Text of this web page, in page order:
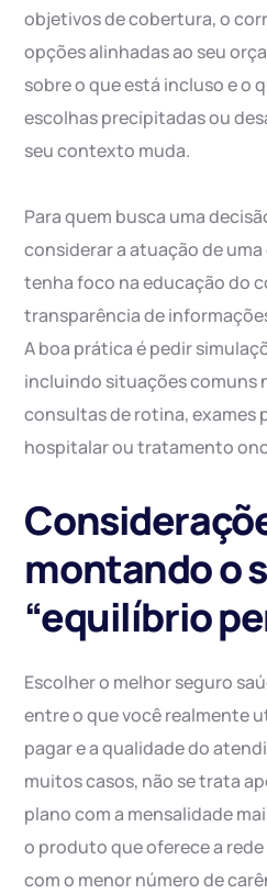
objetivos de cobertura, o
opções alinhadas ao seu
sobre o que está incluso e o
escolhas precipitadas ou
seu contexto muda.
Para quem busca uma
considerar a atuação de
tenha foco na educação do
transparência de
A boa prática é pedir
incluindo situações comuns
consultas de rotina, exames
hospitalar ou tratamento
montando o
“equilíbrio
Escolher o melhor seguro
entre o que você realmente
pagar e a qualidade do
muitos casos, não se trata
plano com a mensalidade
o produto que oferece a
com o menor número de